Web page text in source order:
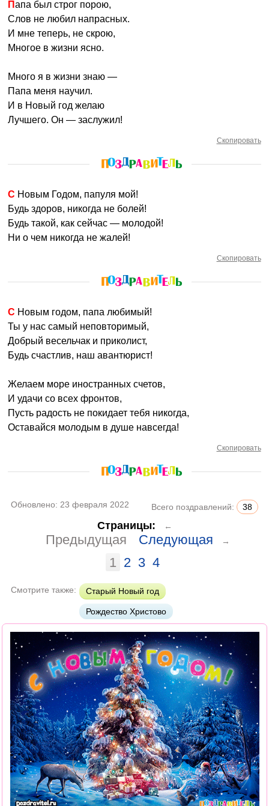
Папа был строг порою,
Слов не любил напрасных.
И мне теперь, не скрою,
Многое в жизни ясно.
Много я в жизни знаю —
Папа меня научил.
И в Новый год желаю
Лучшего. Он — заслужил!
Скопировать
С Новым Годом, папуля мой!
Будь здоров, никогда не болей!
Будь такой, как сейчас — молодой!
Ни о чем никогда не жалей!
Скопировать
С Новым годом, папа любимый!
Ты у нас самый неповторимый,
Добрый весельчак и приколист,
Будь счастлив, наш авантюрист!
Желаем море иностранных счетов,
И удачи со всех фронтов,
Пусть радость не покидает тебя никогда,
Оставайся молодым в душе навсегда!
Скопировать
Обновлено: 23 февраля 2022 Всего поздравлений: 38
Страницы: ←
Предыдущая Следующая →
1 2 3 4
Смотрите также: Старый Новый год
Рождество Христово